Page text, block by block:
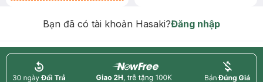
Bạn đã có tài khoản Hasaki?Đăng nhập